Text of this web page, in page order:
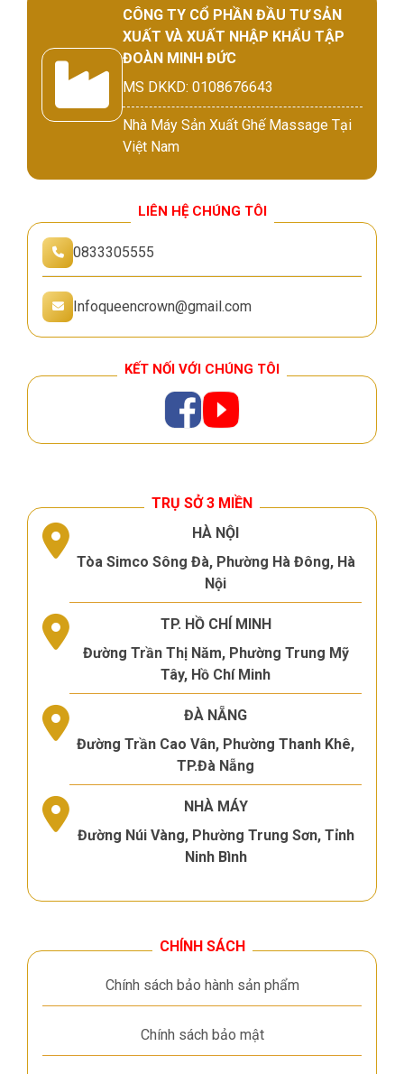
CÔNG TY CỔ PHẦN ĐẦU TƯ SẢN
XUẤT VÀ XUẤT NHẬP KHẨU TẬP
ĐOÀN MINH ĐỨC
MS DKKD: 0108676643
Nhà Máy Sản Xuất Ghế Massage Tại
Việt Nam
LIÊN HỆ CHÚNG TÔI
0833305555
Infoqueencrown@gmail.com
KẾT NỐI VỚI CHÚNG TÔI
TRỤ SỞ 3 MIỀN
HÀ NỘI
Tòa Simco Sông Đà, Phường Hà Đông, Hà
Nội
TP. HỒ CHÍ MINH
Đường Trần Thị Năm, Phường Trung Mỹ
Tây, Hồ Chí Minh
ĐÀ NẴNG
Đường Trần Cao Vân, Phường Thanh Khê,
TP.Đà Nẵng
NHÀ MÁY
Đường Núi Vàng, Phường Trung Sơn, Tỉnh
Ninh Bình
CHÍNH SÁCH
Chính sách bảo hành sản phẩm
Chính sách bảo mật